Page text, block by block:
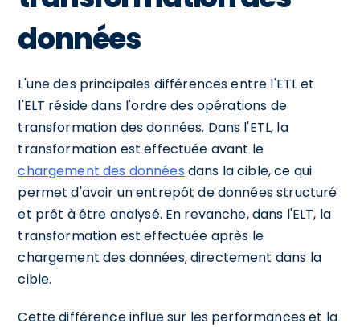
données
L'une des principales différences entre l'ETL et
l'ELT réside dans l'ordre des opérations de
transformation des données. Dans l'ETL, la
transformation est effectuée avant le
chargement des données dans la cible, ce qui
permet d'avoir un entrepôt de données structuré
et prêt à être analysé. En revanche, dans l'ELT, la
transformation est effectuée après le
chargement des données, directement dans la
cible.
Cette différence influe sur les performances et la